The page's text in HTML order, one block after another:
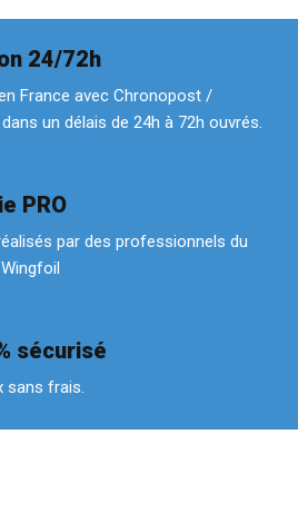
24/72h
France avec Chronopost /
dans un délais de 24h à 72h ouvrés.
PRO
par des professionnels du
sécurisé
sans frais.